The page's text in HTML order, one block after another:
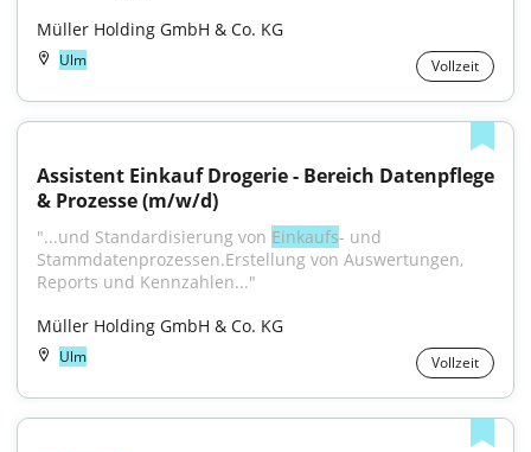
Müller Holding GmbH & Co. KG
Ulm Vollzeit
Assistent Einkauf Drogerie - Bereich Datenpflege
& Prozesse (m/w/d)
"...und Standardisierung von Einkaufs- und
Stammdatenprozessen.Erstellung von Auswertungen,
Reports und Kennzahlen..."
Müller Holding GmbH & Co. KG
Ulm Vollzeit